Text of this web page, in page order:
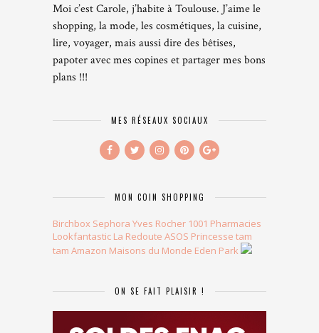
Moi c’est Carole, j’habite à Toulouse. J’aime le
shopping, la mode, les cosmétiques, la cuisine,
lire, voyager, mais aussi dire des bêtises,
papoter avec mes copines et partager mes bons
plans !!!
MES RÉSEAUX SOCIAUX
MON COIN SHOPPING
Birchbox Sephora Yves Rocher 1001 Pharmacies
Lookfantastic La Redoute ASOS Princesse tam
tam Amazon Maisons du Monde Eden Park
ON SE FAIT PLAISIR !